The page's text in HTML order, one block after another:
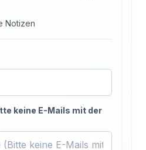
Notizen
keine E-Mails mit der